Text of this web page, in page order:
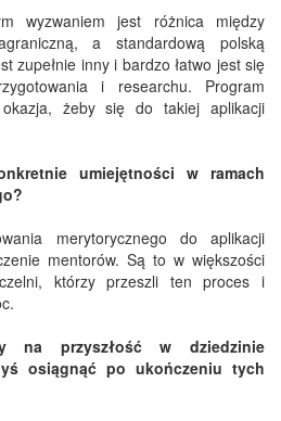
wyzwaniem jest różnica między
a standardową polską
zupełnie inny i bardzo łatwo jest się
i researchu. Program
żeby się do takiej aplikacji
umiejętności w ramach
merytorycznego do aplikacji
mentorów. Są to w większości
którzy przeszli ten proces i
na przyszłość w dziedzinie
osiągnąć po ukończeniu tych